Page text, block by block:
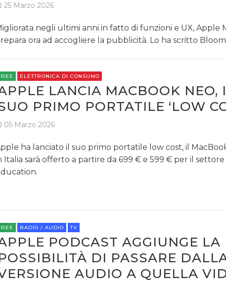
25 Marzo 2026
negli ultimi anni in fatto di funzioni e UX, Apple
ora ad accogliere la pubblicità. Lo ha scritto
ELETTRONICA DI CONSUMO
LANCIA MACBOOK NEO,
PRIMO PORTATILE ‘LOW
05 Marzo 2026
ha lanciato il suo primo portatile low cost, il
Italia sarà offerto a partire da 699 € e 599 € per il settore
RADIO / AUDIO TV
PODCAST AGGIUNGE LA
DI PASSARE
AUDIO A QUELLA